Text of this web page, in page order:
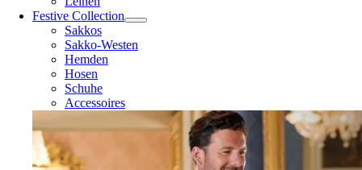
Festive Collection
Sakkos
Sakko-Westen
Hemden
Hosen
Schuhe
Accessoires